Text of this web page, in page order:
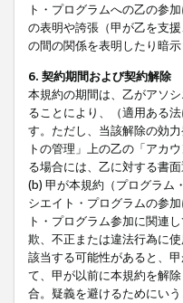
ト・プログラムへの乙の参
の表明や誇張（甲が乙を支
の間の関係を表明したり暗
6. 契約期間および契約解除
本規約の期間は、乙がアソ
ることにより、（適用ある
す。ただし、当該解除の効
トの管理」上の乙の「アカ
る場合には、乙に対する書
(b) 甲が本規約（プログラム
シエイト・プログラムの参
ト・プログラム参加に関連
欺、不正または違法行為に
該当する可能性があると、
て、甲が以前に本規約を解
合。疑義を避けるためにい